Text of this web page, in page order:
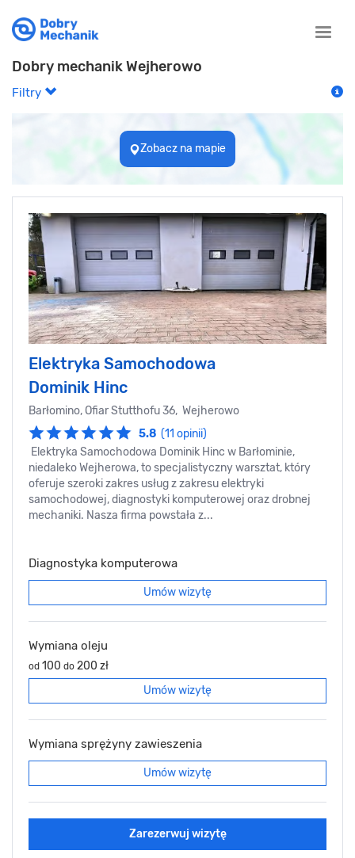
Toggle
Dobry mechanik Wejherowo
Filtry
Zobacz na mapie
Elektryka Samochodowa
Dominik Hinc
Barłomino, Ofiar Stutthofu 36, Wejherowo
5.8 (11 opinii)
Elektryka Samochodowa Dominik Hinc w Barłominie,
niedaleko Wejherowa, to specjalistyczny warsztat, który
oferuje szeroki zakres usług z zakresu elektryki
samochodowej, diagnostyki komputerowej oraz drobnej
mechaniki. Nasza firma powstała z...
Diagnostyka komputerowa
Umów wizytę
Wymiana oleju
od 100 do 200 zł
Umów wizytę
Wymiana sprężyny zawieszenia
Umów wizytę
Zarezerwuj wizytę